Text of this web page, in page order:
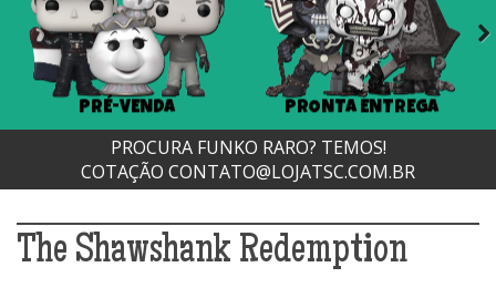
PRÉ-VENDA PRONTA ENTREGA
Next
PROCURA FUNKO RARO? TEMOS!
COTAÇÃO CONTATO@LOJATSC.COM.BR
The Shawshank Redemption